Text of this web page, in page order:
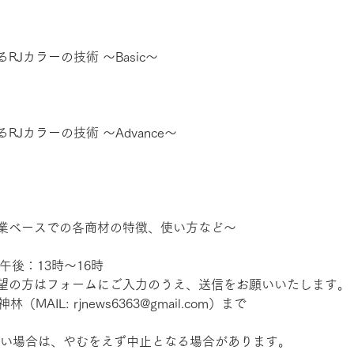
RJカラーの技術 ～Basic～
RJカラーの技術 ～Advance～
ベースでの各商材の特徴、使い方など～
後：13時～16時
の方はフォームにご入力のうえ、送信をお願いいたします。
林（MAIL: rjnews6363@gmail.com）まで
場合は、やむをえず中止となる場合があります。